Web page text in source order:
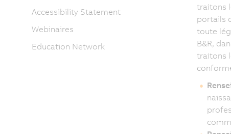
traitons
portails
toute
B&R,
traitons
Accessibility Statement
Webinaires
Education Network